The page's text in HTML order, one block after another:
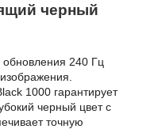
черный
обновления 240 Гц
1000 гарантирует
черный цвет с
точную